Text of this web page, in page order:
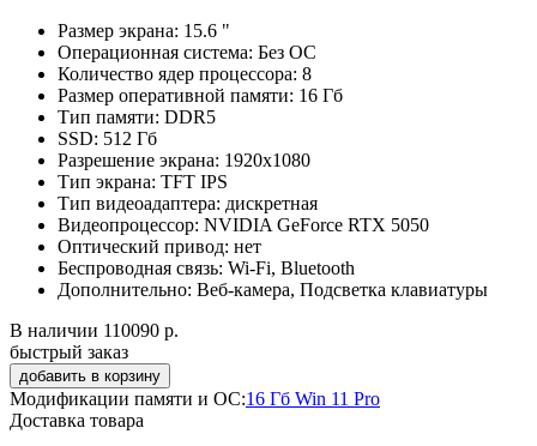
Размер экрана: 15.6 "
Операционная система: Без ОС
Количество ядер процессора: 8
Размер оперативной памяти: 16 Гб
Тип памяти: DDR5
SSD: 512 Гб
Разрешение экрана: 1920x1080
Тип экрана: TFT IPS
Тип видеоадаптера: дискретная
Видеопроцессор: NVIDIA GeForce RTX 5050
Оптический привод: нет
Беспроводная связь: Wi-Fi, Bluetooth
Дополнительно: Веб-камера, Подсветка клавиатуры
В наличии 110090 р.
быстрый заказ
Модификации памяти и ОС:16 Гб Win 11 Pro
Доставка товара